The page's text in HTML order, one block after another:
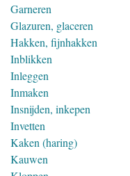
Garneren
Glazuren, glaceren
Hakken, fijnhakken
Inblikken
Inleggen
Inmaken
Insnijden, inkepen
Invetten
Kaken (haring)
Kauwen